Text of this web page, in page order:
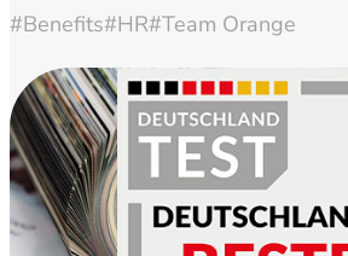
#Benefits#HR#Team Orange